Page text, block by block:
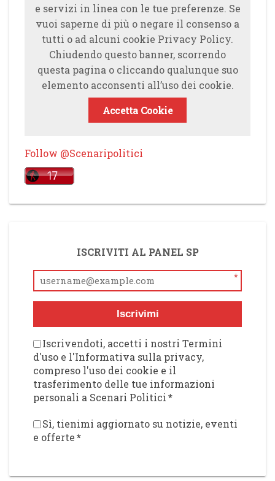
e servizi in linea con le tue preferenze. Se
vuoi saperne di più o negare il consenso a
tutti o ad alcuni cookie Privacy Policy.
Chiudendo questo banner, scorrendo
questa pagina o cliccando qualunque suo
elemento acconsenti all’uso dei cookie.
Accetta Cookie
Follow @Scenaripolitici
ISCRIVITI AL PANEL SP
*
Iscrivimi
Iscrivendoti, accetti i nostri Termini
d'uso e l'Informativa sulla privacy,
compreso l'uso dei cookie e il
trasferimento delle tue informazioni
personali a Scenari Politici*
Sì, tienimi aggiornato su notizie, eventi
e offerte*